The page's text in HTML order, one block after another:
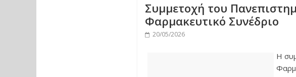
Συμμετοχή του
Φαρμακευτικό Συνέδριο
20/05/2026
Η